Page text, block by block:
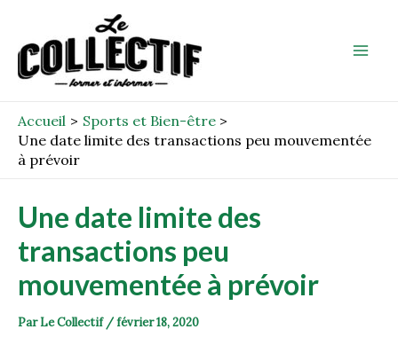
contenu
Accueil
Sports et Bien-être
Une date limite des transactions peu mouvementée
à prévoir
Une date limite des
transactions peu
mouvementée à prévoir
ParLe Collectif /février 18, 2020
navigation